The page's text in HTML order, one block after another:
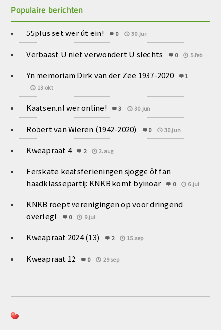
Populaire berichten
55plus set wer út ein! 0 30.jun
Verbaast U niet verwondert U slechts 0 5.feb
Yn memoriam Dirk van der Zee 1937-2020
1
13.okt
Kaatsen.nl wer online! 3 30.jun
Robert van Wieren (1942-2020) 0 30.jun
Kweapraat 4 2 2.aug
Ferskate keatsferieningen sjogge ôf fan
haadklassepartij: KNKB komt byinoar
0 6.jul
KNKB roept verenigingen op voor dringend
overleg!
0 9.jul
Kweapraat 2024 (13) 2 15.sep
Kweapraat 12 0 29.sep